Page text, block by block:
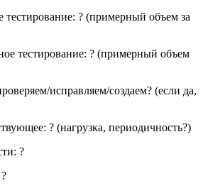
? (примерный объем за
тестирование: ? (примерный объем
исправляем/создаем? (если да,
? (нагрузка, периодичность?)
?